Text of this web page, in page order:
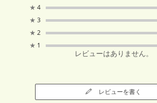
★ 4
★ 3
★ 2
★ 1
レビューはありません。
レビューを書く